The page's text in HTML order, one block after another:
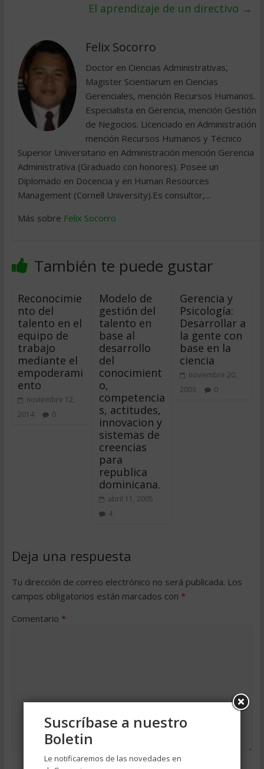
El aprendizaje de un directivo →
Felix Socorro
Doctor en Ciencias Administrativas,
Magister Scientiarum en Ciencias
Gerenciales, mención Recursos Humanos.
Especialista en Gerencia, mención Gestión
de Negocios. Licenciado en Administración
mención Recursos Humanos y Técnico
Superior Universitario en Administración mención Gerencia
Administrativa (Graduado con honores). Posee un
Diplomado en Docencia y en Human Resources
Management (Cornell University).Es consultor,...
Más sobre Felix Socorro
También te puede gustar
Reconocimie
nto del
talento en el
equipo de
trabajo
mediante el
empoderami
ento
noviembre 12,
2014
0
Modelo de
gestión del
talento en
base al
desarrollo
del
conocimient
o,
competencia
s, actitudes,
innovacion y
sistemas de
creencias
para
republica
dominicana.
abril 11, 2005
4
Gerencia y
Psicología:
Desarrollar a
la gente con
base en la
ciencia
noviembre 20,
2003
0
Deja una respuesta
Tu dirección de correo electrónico no será publicada. Los
campos obligatorios están marcados con *
Comentario *
Suscríbase a nuestro
Boletin
Le notificaremos de las novedades en